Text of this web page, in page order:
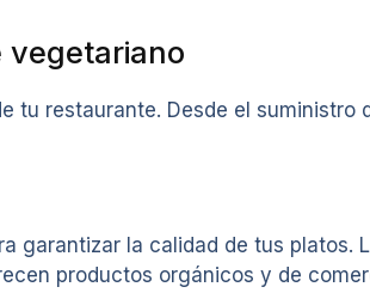
vegetariano
tu restaurante. Desde el
garantizar la calidad de tus platos.
productos orgánicos y de